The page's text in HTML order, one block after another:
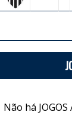
Não há